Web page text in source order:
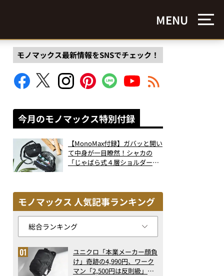
MENU
モノマックス最新情報をSNSでチェック！
今月のモノマックス特別付録
【MonoMax付録】ガバッと開い
て中身が一目瞭然！シャカの
「じゃばら式４層ショルダーバ
モノマックス 人気記事ランキング
ユニクロ「本業メーカー顔負
け」奇跡の4,990円、ワーク
マン「2,500円は反則級」凄